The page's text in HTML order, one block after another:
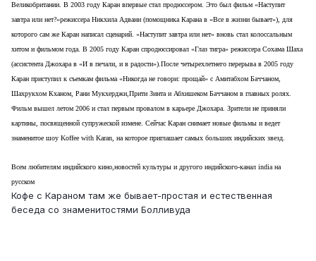
Великобритании. В 2003 году Каран впервые стал продюссером. Это был фильм «Наступит
завтра или нет?»режиссера Никхила Адвани (помощника Карана в «Все в жизни бывает»), для
которого сам же Каран написал сценарий. «Наступит завтра или нет» вновь стал колоссальным
хитом и фильмом года. В 2005 году Каран спродюссировал «Глаз тигра» режиссера Сохама Шаха
(ассистента Джохара в «И в печали, и в радости»).После четырехлетнего перерыва в 2005 году
Каран приступил к съемкам фильма «Никогда не говори: прощай» с Амитабхом Баччаном,
Шахрукхом Кханом, Рани Мукхерджи,Прити Зинта и Абхишеком Баччаном в главных ролях.
Фильм вышел летом 2006 и стал первым провалом в карьере Джохара. Зрители не приняли
картины, посвященной супружеской измене. Сейчас Каран снимает новые фильмы и ведет
знаменитое шоу Koffee with Karan, на которое приглашает самых больших индийских звезд.
Всем любителям индийского кино,новостей культуры и другого индийского-канал india на
русском
Кофе с Караном там же бывает-простая и естественная
беседа со знаменитостями Болливуда